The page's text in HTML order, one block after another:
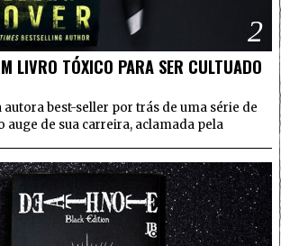
2
LIVRO TÓXICO PARA SER CULTUADO
best-seller por trás de uma série de
auge de sua carreira, aclamada pela